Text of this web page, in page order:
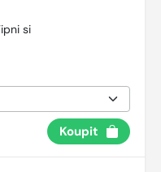
si
Koupit